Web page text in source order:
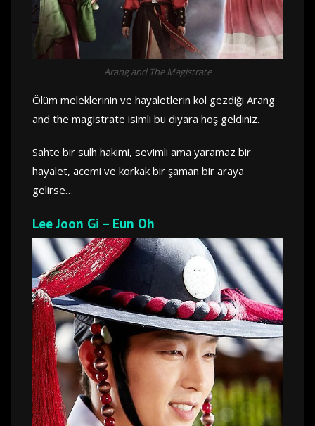
Arang and The Magistrate
Ölüm meleklerinin ve hayaletlerin kol gezdiği Arang
and the magistrate isimli bu diyara hoş geldiniz.
Sahte bir sulh hakimi, sevimli ama yaramaz bir
hayalet, acemi ve korkak bir şaman bir araya
gelirse…
Lee Joon Gi – Eun Oh